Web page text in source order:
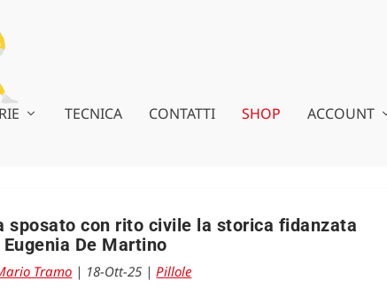
TECNICA CONTATTI SHOP ACCOUNT
sposato con rito civile la storica fidanzata
Eugenia De Martino
Tramo | 18-Ott-25 |Pillole